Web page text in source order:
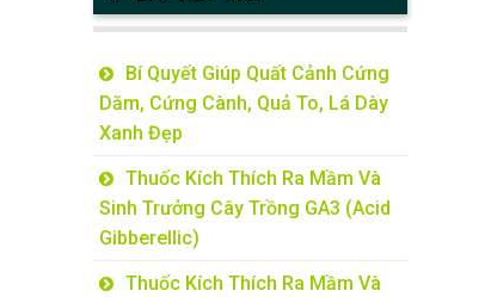
Bí Quyết Giúp Quất Cảnh Cứng
Dăm, Cứng Cành, Quả To, Lá Dày
Xanh Đẹp
Thuốc Kích Thích Ra Mầm Và
Sinh Trưởng Cây Trồng GA3 (Acid
Gibberellic)
Thuốc Kích Thích Ra Mầm Và